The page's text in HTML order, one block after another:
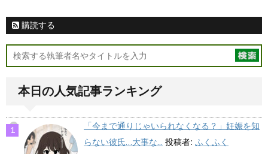
購読する
本日の人気記事ランキング
「今まで通りじゃいられなくなる？」妊娠を知
らない彼氏…大事な... 投稿者: ふくふく